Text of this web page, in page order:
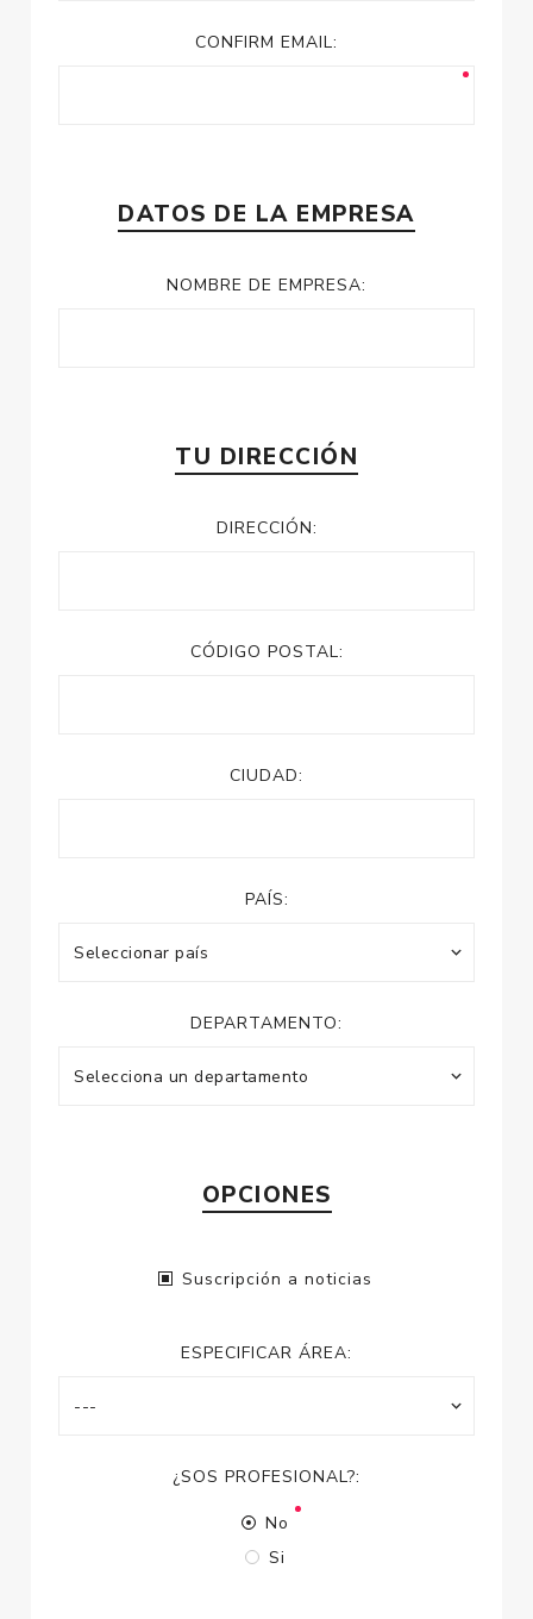
CONFIRM EMAIL:
DATOS DE LA EMPRESA
NOMBRE DE EMPRESA:
TU DIRECCIÓN
DIRECCIÓN:
CÓDIGO POSTAL:
CIUDAD:
PAÍS:
DEPARTAMENTO:
OPCIONES
Suscripción a noticias
ESPECIFICAR ÁREA:
¿SOS PROFESIONAL?:
No
Si